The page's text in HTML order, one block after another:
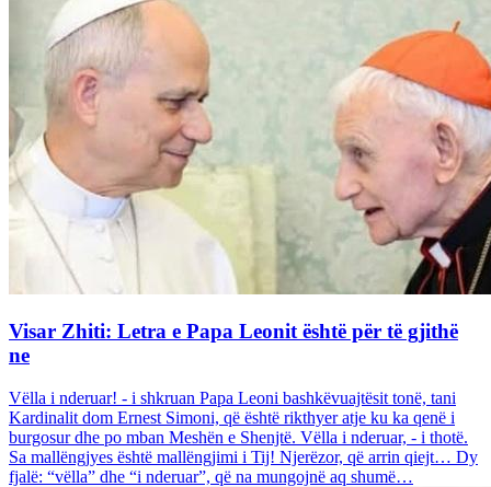
Visar Zhiti: Letra e Papa Leonit është për të gjithë
ne
Vëlla i nderuar! - i shkruan Papa Leoni bashkëvuajtësit tonë, tani
Kardinalit dom Ernest Simoni, që është rikthyer atje ku ka qenë i
burgosur dhe po mban Meshën e Shenjtë. Vëlla i nderuar, - i thotë.
Sa mallëngjyes është mallëngjimi i Tij! Njerëzor, që arrin qiejt… Dy
fjalë: “vëlla” dhe “i nderuar”, që na mungojnë aq shumë…